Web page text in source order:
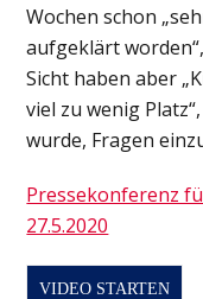
Wochen schon
aufgeklärt
Sicht haben aber
viel zu wenig
wurde, Fragen
Pressekonferenz
27.5.2020
VIDEO STARTEN